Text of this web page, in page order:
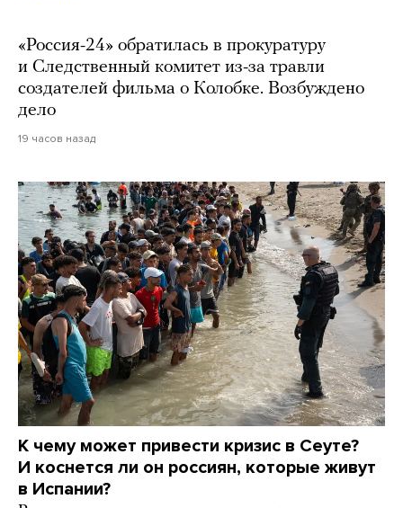
«Россия-24» обратилась в прокуратуру
и Следственный комитет из-за травли
создателей фильма о Колобке. Возбуждено
дело
19 часов назад
К чему может привести кризис в Сеуте?
И коснется ли он россиян, которые живут
в Испании?